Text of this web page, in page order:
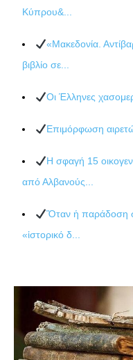
Κύπρου&...
«Μακεδονία.
βιβλίο σε...
Οι Έλληνες
Επιμόρφωση
Η σφαγή 15
από Αλβανούς...
Ὅταν ἡ παράδοση
«ἱστορικό δ...